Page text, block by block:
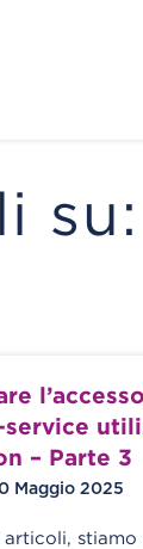
– Parte 3
Maggio 2025
articoli,